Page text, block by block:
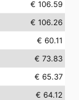
€ 106.59
€ 106.26
€ 60.11
€ 73.83
€ 65.37
€ 64.12